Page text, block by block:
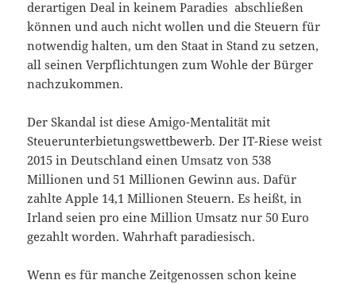
derartigen Deal in keinem Paradies abschließen
können und auch nicht wollen und die Steuern für
notwendig halten, um den Staat in Stand zu setzen,
all seinen Verpflichtungen zum Wohle der Bürger
nachzukommen.
Der Skandal ist diese Amigo-Mentalität mit
Steuerunterbietungswettbewerb. Der IT-Riese weist
2015 in Deutschland einen Umsatz von 538
Millionen und 51 Millionen Gewinn aus. Dafür
zahlte Apple 14,1 Millionen Steuern. Es heißt, in
Irland seien pro eine Million Umsatz nur 50 Euro
gezahlt worden. Wahrhaft paradiesisch.
Wenn es für manche Zeitgenossen schon keine